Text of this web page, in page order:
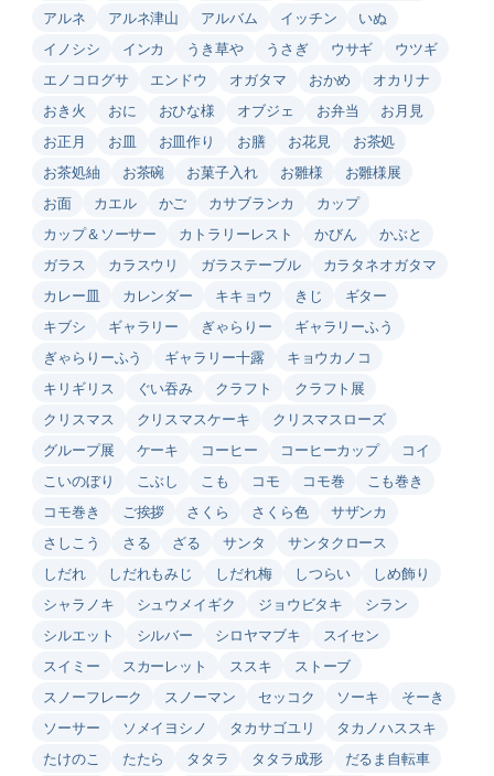
アルネ
アルネ津山 アルバム イッチン
いぬ
イノシシ
インカ うき草や うさぎ ウサギ
ウツギ
エノコログサ
エンドウ オガタマ おかめ
オカリナ
おき火
おに おひな様 オブジェ お弁当
お月見
お正月
お皿 お皿作り お膳 お花見
お茶処
お茶処紬
お茶碗 お菓子入れ お雛様
お雛様展
お面
カエル かご カサブランカ
カップ
カップ＆ソーサー
カトラリーレスト かびん
かぶと
ガラス
カラスウリ ガラステーブル
カラタネオガタマ
カレー皿
カレンダー キキョウ きじ
ギター
キブシ
ギャラリー ぎゃらりー
ギャラリーふう
ぎゃらりーふう
ギャラリー十露
キョウカノコ
キリギリス
ぐい吞み クラフト
クラフト展
クリスマス
クリスマスケーキ
クリスマスローズ
グループ展
ケーキ コーヒー コーヒーカップ
コイ
こいのぼり
こぶし こも コモ コモ巻
こも巻き
コモ巻き
ご挨拶 さくら さくら色
サザンカ
さしこう
さる ざる サンタ
サンタクロース
しだれ
しだれもみじ しだれ梅 しつらい
しめ飾り
シャラノキ
シュウメイギク ジョウビタキ
シラン
シルエット
シルバー シロヤマブキ
スイセン
スイミー
スカーレット ススキ
ストーブ
スノーフレーク
スノーマン セッコク ソーキ
そーき
ソーサー
ソメイヨシノ タカサゴユリ
タカノハススキ
たけのこ
たたら タタラ タタラ成形
だるま自転車